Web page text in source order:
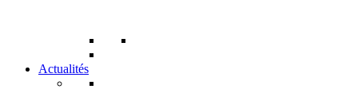
Actualités